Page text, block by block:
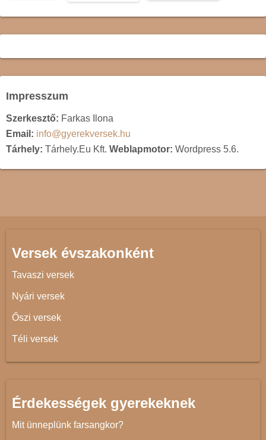
Impresszum
Szerkesztő: Farkas Ilona
Email: info@gyerekversek.hu
Tárhely: Tárhely.Eu Kft. Weblapmotor: Wordpress 5.6.
Versek évszakonként
Tavaszi versek
Nyári versek
Őszi versek
Téli versek
Érdekességek gyerekeknek
Mit ünneplünk farsangkor?